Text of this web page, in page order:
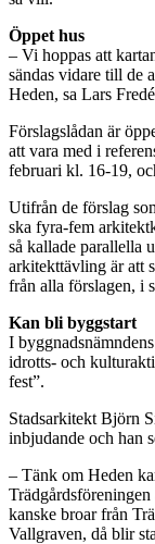
Öppet hus
– Vi hoppas att
sändas vidare till de
Heden, sa Lars
Förslagslådan är
att vara med i
februari kl. 16-19,
Utifrån de förslag
ska fyra-fem
så kallade parallella
arkitekttävling är att
från alla förslagen, i
Kan bli byggstart
I
idrotts- och
fest”.
Stadsarkitekt Björn
inbjudande och han
– Tänk om Heden
kanske broar från
Vallgraven, då blir